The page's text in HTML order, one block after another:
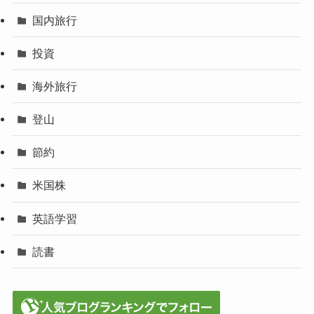
国内旅行
投資
海外旅行
登山
節約
米国株
英語学習
読書